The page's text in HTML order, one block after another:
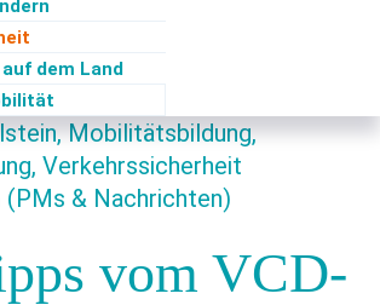
dem Land
VCD Nord: Hamburg und
Mobilitätsbildung,
Verkehrssicherheit
& Nachrichten)
vom VCD-